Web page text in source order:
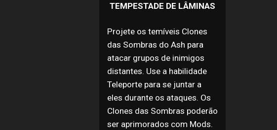
TEMPESTADE DE LÂMINAS
Projete os temíveis Clones
das Sombras do Ash para
atacar grupos de inimigos
distantes. Use a habilidade
Teleporte para se juntar a
eles durante os ataques. Os
Clones das Sombras poderão
ser aprimorados com Mods.